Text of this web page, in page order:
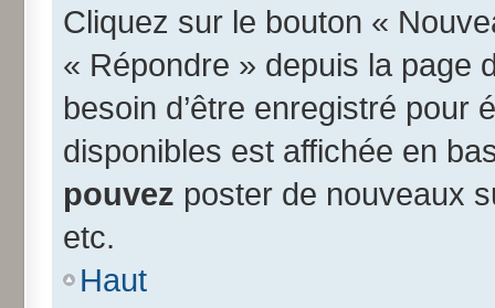
Cliquez sur le bouton «
« Répondre » depuis la page
besoin d’être enregistré pour
disponibles est affichée en
pouvez poster de nouveaux
etc.
Haut